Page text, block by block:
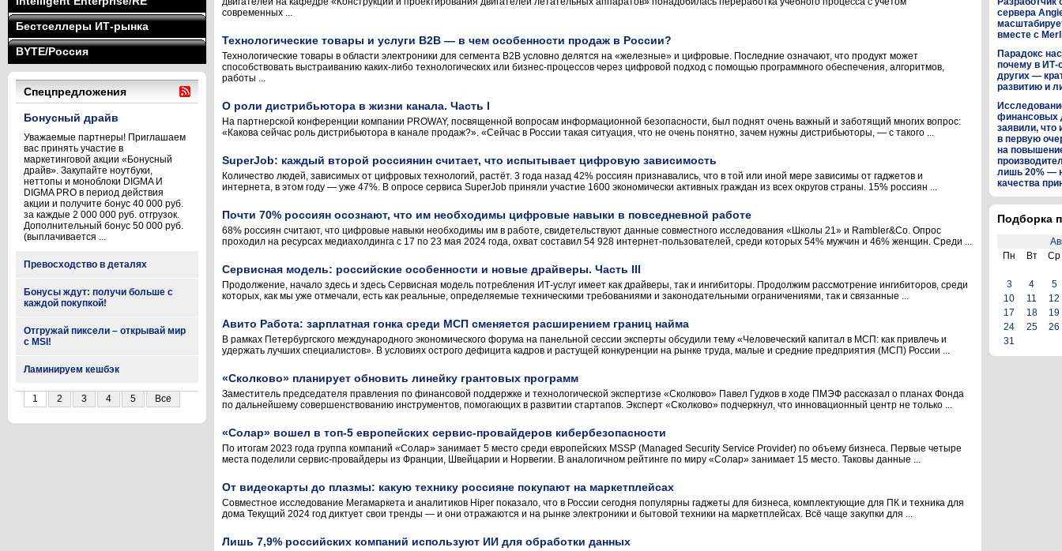
Бестселлеры ИТ-рынка
BYTE/Россия
Спецпредложения
Бонусный драйв
Уважаемые партнеры! Приглашаем
вас принять участие в
маркетинговой акции «Бонусный
драйв». Закупайте ноутбуки,
неттопы и моноблоки DIGMA И
DIGMA PRO в период действия
акции и получите бонус 40 000 руб.
за каждые 2 000 000 руб. отгрузок.
Дополнительный бонус 50 000 руб.
(выплачивается ...
Превосходство в деталях
Бонусы ждут: получи больше с
каждой покупкой!
Отгружай пиксели – открывай мир
с MSI!
Ламинируем кешбэк
1 2 3 4 5 Все
современных ...
Технологические товары и услуги B2B — в чем особенности продаж в России?
Технологические товары в области электроники для сегмента В2В условно делятся на «железные» и цифровые. Последние означают, что продукт может
способствовать выстраиванию каких-либо технологических или бизнес-процессов через цифровой подход с помощью программного обеспечения, алгоритмов,
работы ...
О роли дистрибьютора в жизни канала. Часть I
На партнерской конференции компании PROWAY, посвященной вопросам информационной безопасности, был поднят очень важный и заботящий многих вопрос:
«Какова сейчас роль дистрибьютора в канале продаж?». «Сейчас в России такая ситуация, что не очень понятно, зачем нужны дистрибьюторы, — с такого ...
SuperJob: каждый второй россиянин считает, что испытывает цифровую зависимость
Количество людей, зависимых от цифровых технологий, растёт. 3 года назад 42% россиян признавались, что в той или иной мере зависимы от гаджетов и
интернета, в этом году — уже 47%. В опросе сервиса SuperJob приняли участие 1600 экономически активных граждан из всех округов страны. 15% россиян ...
Почти 70% россиян осознают, что им необходимы цифровые навыки в повседневной работе
68% россиян считают, что цифровые навыки необходимы им в работе, свидетельствуют данные совместного исследования «Школы 21» и Rambler&Co. Опрос
проходил на ресурсах медиахолдинга с 17 по 23 мая 2024 года, охват составил 54 928 интернет-пользователей, среди которых 54% мужчин и 46% женщин. Среди ...
Сервисная модель: российские особенности и новые драйверы. Часть III
Продолжение, начало здесь и здесь Сервисная модель потребления ИТ-услуг имеет как драйверы, так и ингибиторы. Продолжим рассмотрение ингибиторов, среди
которых, как мы уже отмечали, есть как реальные, определяемые техническими требованиями и законодательными ограничениями, так и связанные ...
Авито Работа: зарплатная гонка среди МСП сменяется расширением границ найма
В рамках Петербургского международного экономического форума на панельной сессии эксперты обсудили тему «Человеческий капитал в МСП: как привлечь и
удержать лучших специалистов». В условиях острого дефицита кадров и растущей конкуренции на рынке труда, малые и средние предприятия (МСП) России ...
«Сколково» планирует обновить линейку грантовых программ
Заместитель председателя правления по финансовой поддержке и технологической экспертизе «Сколково» Павел Гудков в ходе ПМЭФ рассказал о планах Фонда
по дальнейшему совершенствованию инструментов, помогающих в развитии стартапов. Эксперт «Сколково» подчеркнул, что инновационный центр не только ...
«Солар» вошел в топ-5 европейских сервис-провайдеров кибербезопасности
По итогам 2023 года группа компаний «Солар» занимает 5 место среди европейских MSSP (Managed Security Service Provider) по объему бизнеса. Первые четыре
места поделили сервис-провайдеры из Франции, Швейцарии и Норвегии. В аналогичном рейтинге по миру «Солар» занимает 15 место. Таковы данные ...
От видеокарты до плазмы: какую технику россияне покупают на маркетплейсах
Совместное исследование Мегамаркета и аналитиков Hiper показало, что в России сегодня популярны гаджеты для бизнеса, комплектующие для ПК и техника для
дома Текущий 2024 год диктует свои тренды — и они отражаются и на рынке электроники и бытовой техники на маркетплейсах. Всё чаще закупки для ...
Лишь 7,9% российских компаний используют ИИ для обработки данных
сервера
вместе с
Парадокс
почему в ИТ-
других —
развитию и
финансовых
заявили, что
в первую
на
лишь 20% —
качества
Подборка
Пн
Вт Ср
3 4
5
10
11
12
17
18
19
24
25
26
31